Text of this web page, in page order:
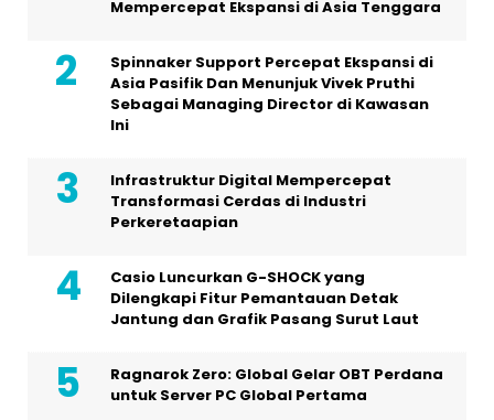
Mempercepat Ekspansi di Asia Tenggara
Spinnaker Support Percepat Ekspansi di
Asia Pasifik Dan Menunjuk Vivek Pruthi
Sebagai Managing Director di Kawasan
Ini
Infrastruktur Digital Mempercepat
Transformasi Cerdas di Industri
Perkeretaapian
Casio Luncurkan G-SHOCK yang
Dilengkapi Fitur Pemantauan Detak
Jantung dan Grafik Pasang Surut Laut
Ragnarok Zero: Global Gelar OBT Perdana
untuk Server PC Global Pertama